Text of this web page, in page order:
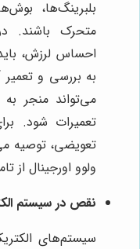
بلبرینگ‌ها،
متحرک باشند.
احساس لرزش،
به بررسی و تعمیر
می‌تواند منجر
تعمیرات شود.
تعویضی، توصیه
ولوو اورجینال از
نقص در سیستم
سیستم‌های